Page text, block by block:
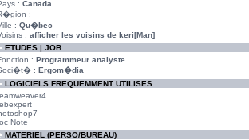
: Canada
:
: Qu�bec
: afficher les voisins de keri[Man]
ETUDES | JOB
: Programmeur analyste
: Ergom�dia
LOGICIELS FREQUEMMENT UTILISES
Note
MATERIEL (PERSO/BUREAU)